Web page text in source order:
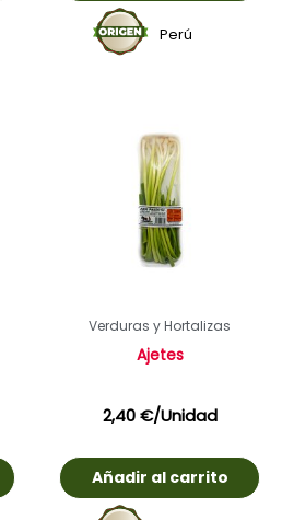
Perú
Verduras y Hortalizas
Ajetes
2,40€/Unidad
Añadir al carrito